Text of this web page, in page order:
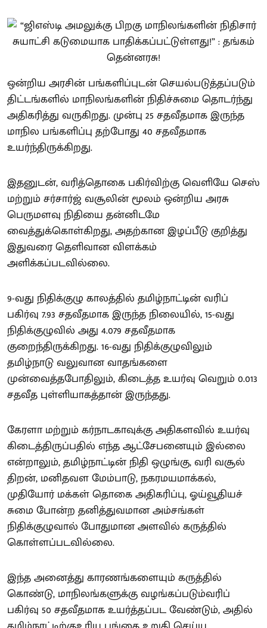
ஒன்றிய அரசின் பங்களிப்புடன் செயல்படுத்தப்படும்
திட்டங்களில் மாநிலங்களின் நிதிச்சுமை தொடர்ந்து
அதிகரித்து வருகிறது. முன்பு 25 சதவீதமாக இருந்த
மாநில பங்களிப்பு தற்போது 40 சதவீதமாக
உயர்ந்திருக்கிறது.
இதனுடன், வரித்தொகை பகிர்விற்கு வெளியே செஸ்
மற்றும் சர்சார்ஜ் வசூலின் மூலம் ஒன்றிய அரசு
பெருமளவு நிதியை தன்னிடமே
வைத்துக்கொள்கிறது, அதற்கான இழப்பீடு குறித்து
இதுவரை தெளிவான விளக்கம்
அளிக்கப்படவில்லை.
9-வது நிதிக்குழு காலத்தில் தமிழ்நாட்டின் வரிப்
பகிர்வு 7.93 சதவீதமாக இருந்த நிலையில், 15-வது
நிதிக்குழுவில் அது 4.079 சதவீதமாக
குறைந்திருக்கிறது. 16-வது நிதிக்குழுவிலும்
தமிழ்நாடு வலுவான வாதங்களை
முன்வைத்தபோதிலும், கிடைத்த உயர்வு வெறும் 0.013
சதவீத புள்ளியாகத்தான் இருந்தது.
கேரளா மற்றும் கர்நாடகாவுக்கு அதிகளவில் உயர்வு
கிடைத்திருப்பதில் எந்த ஆட்சேபனையும் இல்லை
என்றாலும், தமிழ்நாட்டின் நிதி ஒழுங்கு, வரி வசூல்
திறன், மனிதவள மேம்பாடு, நகரமயமாக்கல்,
முதியோர் மக்கள் தொகை அதிகரிப்பு, ஓய்வூதியச்
சுமை போன்ற தனித்துவமான அம்சங்கள்
நிதிக்குழுவால் போதுமான அளவில் கருத்தில்
கொள்ளப்படவில்லை.
இந்த அனைத்து காரணங்களையும் கருத்தில்
கொண்டு, மாநிலங்களுக்கு வழங்கப்படும்வரிப்
பகிர்வு 50 சதவீதமாக உயர்த்தப்பட வேண்டும், அதில்